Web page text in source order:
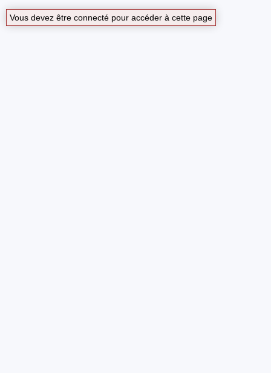
Vous devez être connecté pour accéder à cette page